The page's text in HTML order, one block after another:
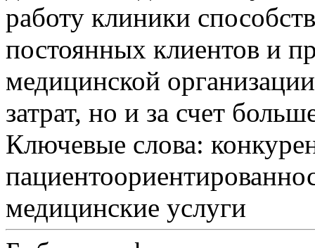
работу клиники
постоянных клиентов и
медицинской
затрат, но и за счет
Ключевые слова:
медицинские услуги